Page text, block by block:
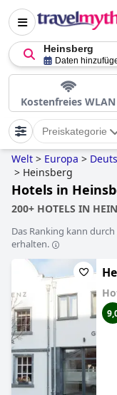
Heinsberg
Daten
Kostenfreies WLAN
Preiskategorie
Welt > Europa >
> Heinsberg
Hotels in
200+ HOTELS IN
Das Ranking kann
erhalten.